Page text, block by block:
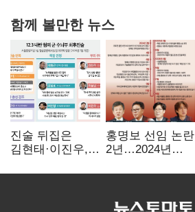
함께 볼만한 뉴스
진술 뒤집은
김현태·이진우,
헌신"…법정서
홍명보 선임 논란
2년…2024년
압색까지